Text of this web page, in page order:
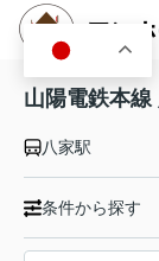
山陽電鉄本
八家駅
条件から探す